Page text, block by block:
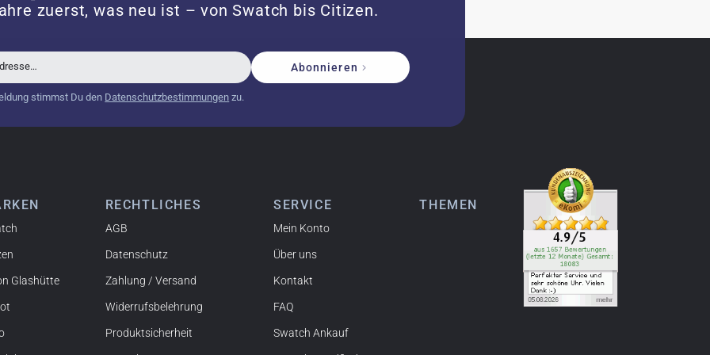
Uhr. Vielen Dank :-)
from 2003 is really a time capsule! Very satisfied to find
NY) und habe bereits mehrere Uhren bei watchpapst
zuerst, was neu ist – von Swatch bis Citizen.
Abonnieren
stimmst Du den Datenschutzbestimmungen zu.
Glashütte
RECHTLICHES
AGB
Datenschutz
Zahlung / Versand
Widerrufsbelehrung
Produktsicherheit
SERVICE
Mein Konto
Über uns
Kontakt
FAQ
Swatch Ankauf
THEMEN